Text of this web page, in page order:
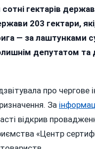
Земельні
афери
мільйони:
старі
перевірені
часом
оборудки
гектарів
203 гектари,
— за лаштунками
депутатом
про
За
відкрив
«Центр